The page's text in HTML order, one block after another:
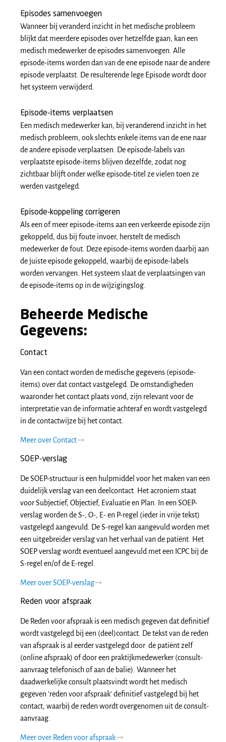
Episodes samenvoegen
Wanneer bij veranderd inzicht in het medische probleem
blijkt dat meerdere episodes over hetzelfde gaan, kan een
medisch medewerker de episodes samenvoegen. Alle
episode-items worden dan van de ene episode naar de andere
episode verplaatst. De resulterende lege Episode wordt door
het systeem verwijderd.
Episode-items verplaatsen
Een medisch medewerker kan, bij veranderend inzicht in het
medisch probleem, ook slechts enkele items van de ene naar
de andere episode verplaatsen. De episode-labels van
verplaatste episode-items blijven dezelfde, zodat nog
zichtbaar blijft onder welke episode-titel ze vielen toen ze
werden vastgelegd.
Episode-koppeling corrigeren
Als een of meer episode-items aan een verkeerde episode zijn
gekoppeld, dus bij foute invoer, herstelt de medisch
medewerker de fout. Deze episode-items worden daarbij aan
de juiste episode gekoppeld, waarbij de episode-labels
worden vervangen. Het systeem slaat de verplaatsingen van
de episode-items op in de wijzigingslog.
Beheerde Medische
Gegevens:
Contact
Van een contact worden de medische gegevens (episode-
items) over dat contact vastgelegd. De omstandigheden
waaronder het contact plaats vond, zijn relevant voor de
interpretatie van de informatie achteraf en wordt vastgelegd
in de contactwijze bij het contact.
Meer over Contact
SOEP-verslag
De SOEP-structuur is een hulpmiddel voor het maken van een
duidelijk verslag van een deelcontact. Het acroniem staat
voor Subjectief, Objectief, Evaluatie en Plan. In een SOEP-
verslag worden de S-, O-, E- en P-regel (ieder in vrije tekst)
vastgelegd aangevuld. De S-regel kan aangevuld worden met
een uitgebreider verslag van het verhaal van de patiënt. Het
SOEP verslag wordt eventueel aangevuld met een ICPC bij de
S-regel en/of de E-regel.
Meer over SOEP-verslag
Reden voor afspraak
De Reden voor afspraak is een medisch gegeven dat definitief
wordt vastgelegd bij een (deel)contact. De tekst van de reden
van afspraak is al eerder vastgelegd door de patiënt zelf
(online afspraak) of door een praktijkmedewerker (consult-
aanvraag telefonisch of aan de balie). Wanneer het
daadwerkelijke consult plaatsvindt wordt het medisch
gegeven 'reden voor afspraak' definitief vastgelegd bij het
contact, waarbij de reden wordt overgenomen uit de consult-
aanvraag.
Meer over Reden voor afspraak